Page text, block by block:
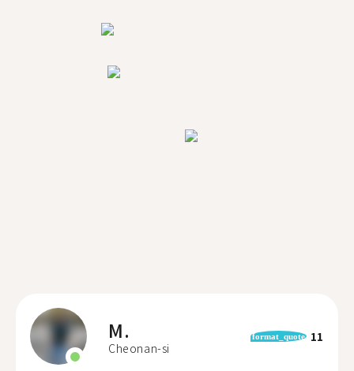
M.
Cheonan-si
format_quote 11